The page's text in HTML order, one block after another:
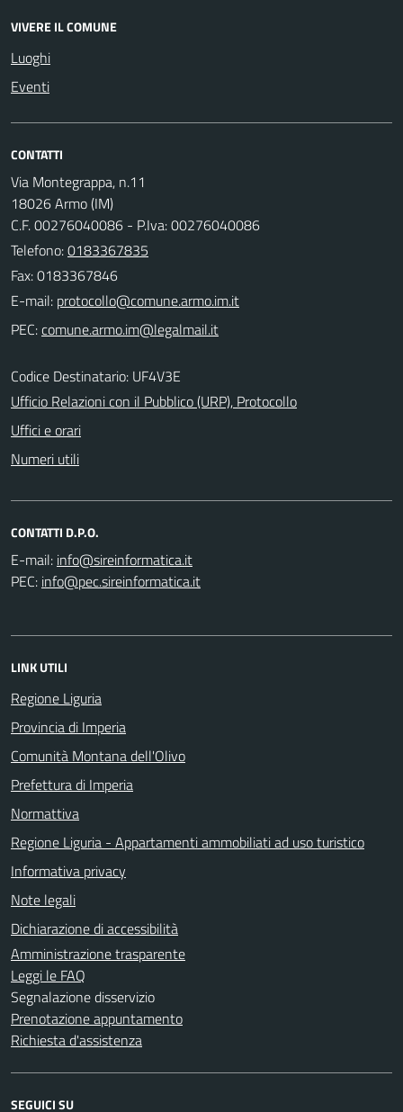
VIVERE IL COMUNE
Luoghi
Eventi
CONTATTI
Via Montegrappa, n.11
18026 Armo (IM)
C.F. 00276040086 - P.Iva: 00276040086
Telefono:0183367835
Fax: 0183367846
E-mail:
PEC:
Codice Destinatario: UF4V3E
Ufficio Relazioni con il Pubblico (URP), Protocollo
Uffici e orari
Numeri utili
CONTATTI D.P.O.
E-mail:
PEC:
LINK UTILI
Regione Liguria
Provincia di Imperia
Comunità Montana dell'Olivo
Prefettura di Imperia
Normattiva
Regione Liguria - Appartamenti ammobiliati ad uso turistico
Informativa privacy
Note legali
Dichiarazione di accessibilità
Amministrazione trasparente
Leggi le FAQ
Segnalazione disservizio
Prenotazione appuntamento
Richiesta d'assistenza
SEGUICI SU